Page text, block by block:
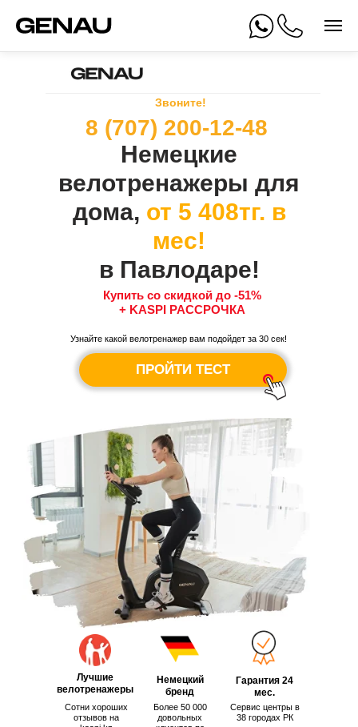
Немецкие
велотренажеры для
дома, от 5 408тг. в
мес!
в Павлодаре!
8 (707) 200-12-48
Звоните!
Купить со скидкой до -51%
+ KASPI РАССРОЧКА
Лучшие
велотренажеры
Сотни хороших
отзывов на
Немецкий
бренд
Более 50 000
довольных
Гарантия 24
мес.
Сервис центры в
38 городах РК
ПРОЙТИ ТЕСТ
Узнайте какой велотренажер вам подойдет за 30 сек!